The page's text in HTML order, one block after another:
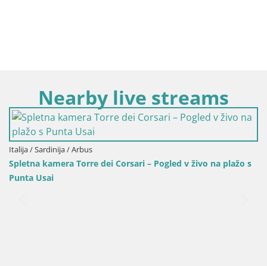
Nearby live streams
v živo na plažo s